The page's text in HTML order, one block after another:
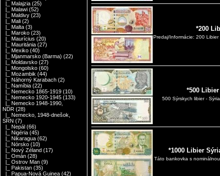
|_ Malajzia (25)
|_ Malawi (52)
|_ Maldivy (23)
|_ Mali (2)
|_ Malta (3)
|_ Maroko (23)
|_ Maurícius (20)
|_ Mauritánia (27)
|_ Mexiko (40)
|_ Mjanmarsko (Barma) (22)
|_ Moldavsko (27)
|_ Mongolsko (60)
|_ Mozambik (44)
|_ Náhorný Karabach (2)
|_ Namíbia (22)
|_ Nemecko 1865-1919 (10)
|_ Nemecko 1920-1945 (133)
|_ Nemecko 1948-1990,
NDR (28)
|_ Nemecko, 1948-dnešok,
SRN (7)
|_ Nepál (66)
|_ Nigéria (45)
|_ Nikaragua (62)
|_ Nórsko (10)
|_ Nový Zéland (17)
|_ Omán (28)
|_ Ostrov Man (9)
|_ Pakistan (35)
|_ Papua-Nová Guinea (42)
*200
Predaj/Informácie: 200
*500 Libier
500 Sýrskych libier -
*1000 Libier
Táto bankovka s